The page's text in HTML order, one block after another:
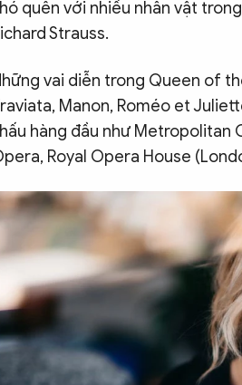
quên với nhiều nhân vật
Strauss.
vai diễn trong Queen of
Manon, Roméo et
hàng đầu như Metropolitan
Royal Opera House